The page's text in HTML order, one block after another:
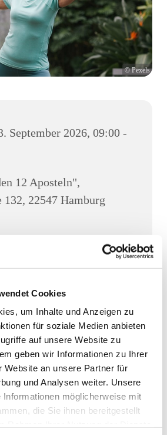
Cookies
um Inhalte und Anzeigen zu
für soziale Medien anbieten
auf unsere Website zu
geben wir Informationen zu Ihrer
Website an unsere Partner für
und Analysen weiter. Unsere
Informationen möglicherweise mit
die Sie ihnen bereitgestellt
© Pexels
September 2026, 09:00 -
12 Aposteln",
132, 22547 Hamburg
wie alt man ist - dafür tut eine
jeden Mittwoch von 9.00-10.00 Uhr
Kirchengemeinde "Zu den 12
bei Diakonin Kerstin Frerichs, Tel.